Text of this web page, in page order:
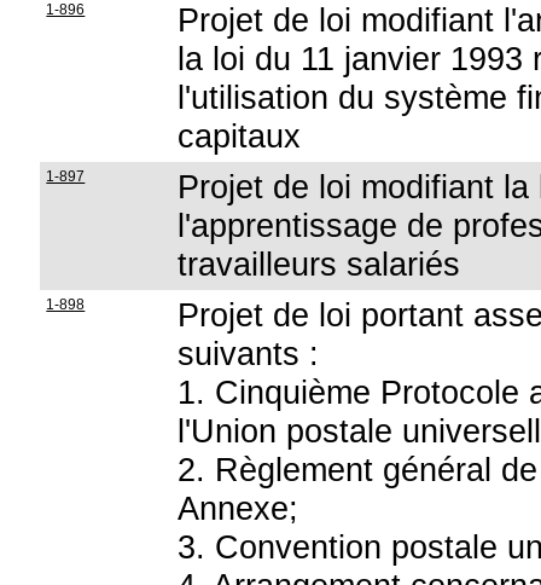
1-896
Projet de loi modifiant
la loi du 11 janvier 1993
l'utilisation du système
capitaux
1-897
Projet de loi modifiant
l'apprentissage de
travailleurs salariés
1-898
Projet de loi portant
suivants :
1. Cinquième Protocole
l'Union postale
2. Règlement général
Annexe;
3. Convention postale